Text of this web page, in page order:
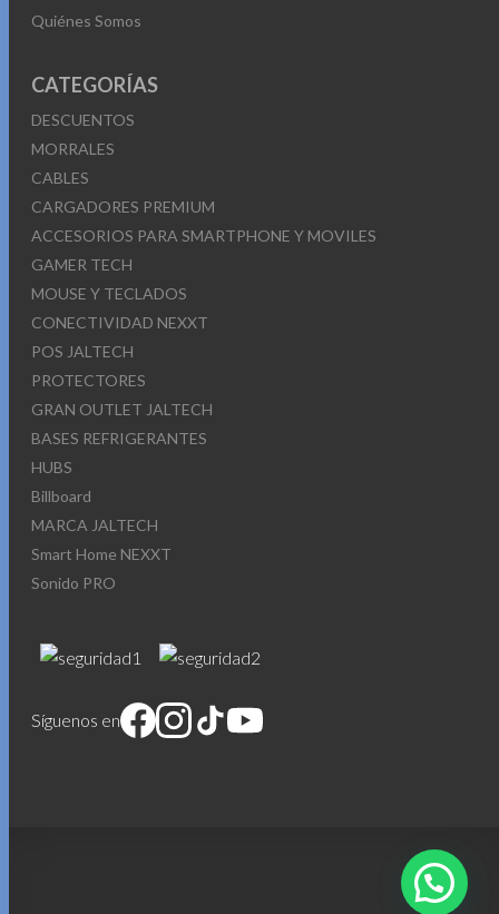
Quiénes Somos
CATEGORÍAS
DESCUENTOS
MORRALES
CABLES
CARGADORES PREMIUM
ACCESORIOS PARA SMARTPHONE Y MOVILES
GAMER TECH
MOUSE Y TECLADOS
CONECTIVIDAD NEXXT
POS JALTECH
PROTECTORES
GRAN OUTLET JALTECH
BASES REFRIGERANTES
HUBS
Billboard
MARCA JALTECH
Smart Home NEXXT
Sonido PRO
Síguenos en